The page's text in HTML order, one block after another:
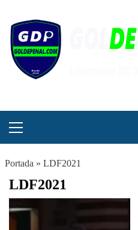
contenido
principal
Portada » LDF2021
LDF2021